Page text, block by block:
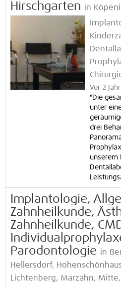
Hirschgarten in
Vor 2
"Die
unter
drei
unserem
Implantologie,
Zahnheilkunde,
Zahnheilkunde,
Parodontologie in
Hellersdorf,
Lichtenberg, Marzahn,